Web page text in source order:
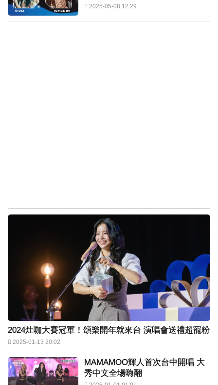
2025-05-08 12:29
2024灶咖大賽冠軍！頌樂開年就來台 演唱會送禮超寵粉
2025-01-13 20:02
MAMAMOO輝人首次台中開唱 大
秀中文全場嗨翻